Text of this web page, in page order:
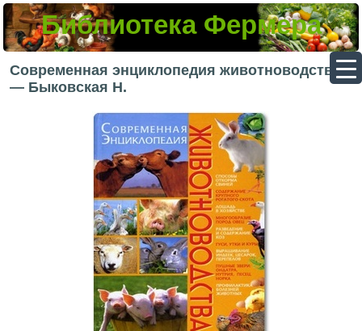
Библиотека Фермера
Современная энциклопедия животноводства
— Быковская Н.